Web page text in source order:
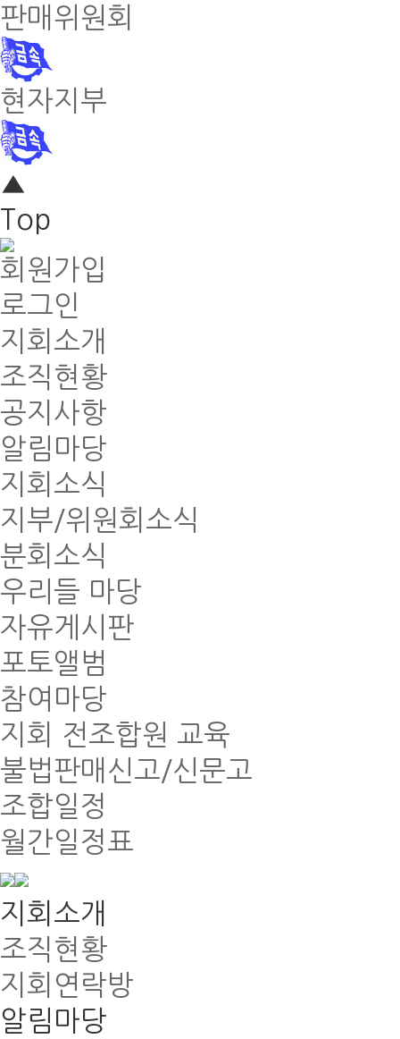
판매위원회
현자지부
▲
Top
회원가입
로그인
지회소개
조직현황
공지사항
알림마당
지회소식
지부/위원회소식
분회소식
우리들 마당
자유게시판
포토앨범
참여마당
지회 전조합원 교육
불법판매신고/신문고
조합일정
월간일정표
지회소개
조직현황
지회연락방
알림마당